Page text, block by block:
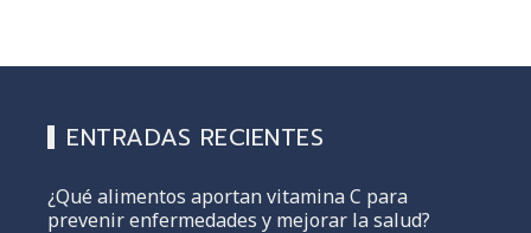
ENTRADAS RECIENTES
¿Qué alimentos aportan vitamina C para
prevenir enfermedades y mejorar la salud?